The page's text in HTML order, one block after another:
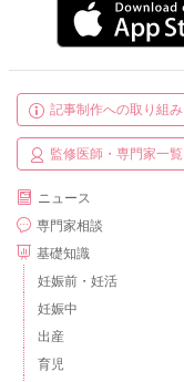
記事制作への取り組み
監修医師・専門家一覧
ニュース
専門家相談
基礎知識
妊娠前・妊活
妊娠中
出産
育児